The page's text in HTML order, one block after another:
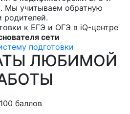
Мы учитываем обратную
родителей.
к ЕГЭ и ОГЭ в iQ-центре
сети
ЛЮБИМОЙ
100 баллов